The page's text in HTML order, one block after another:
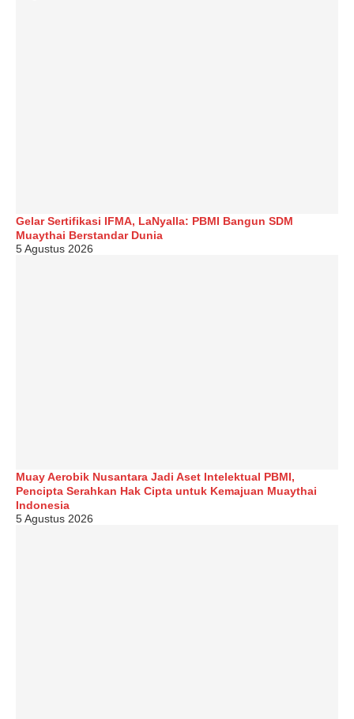
Gelar Sertifikasi IFMA, LaNyalla: PBMI Bangun SDM
Muaythai Berstandar Dunia
5 Agustus 2026
Muay Aerobik Nusantara Jadi Aset Intelektual PBMI,
Pencipta Serahkan Hak Cipta untuk Kemajuan Muaythai
Indonesia
5 Agustus 2026